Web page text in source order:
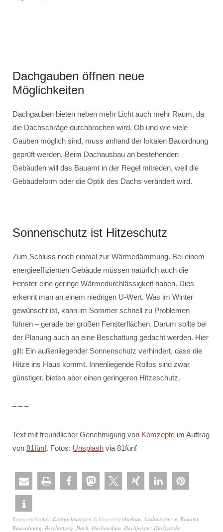
Dachgauben öffnen neue
Möglichkeiten
Dachgauben bieten neben mehr Licht auch mehr Raum, da
die Dachschräge durchbrochen wird. Ob und wie viele
Gauben möglich sind, muss anhand der lokalen Bauordnung
geprüft werden. Beim Dachausbau an bestehenden
Gebäuden will das Bauamt in der Regel mitreden, weil die
Gebäudeform oder die Optik des Dachs verändert wird.
Sonnenschutz ist Hitzeschutz
Zum Schluss noch einmal zur Wärmedämmung. Bei einem
energieeffizienten Gebäude müssen natürlich auch die
Fenster eine geringe Wärmedurchlässigkeit haben. Dies
erkennt man an einem niedrigen U-Wert. Was im Winter
gewünscht ist, kann im Sommer schnell zu Problemen
führen – gerade bei großen Fensterflächen. Darum sollte bei
der Planung auch an eine Beschattung gedacht werden. Hier
gilt: Ein außenliegender Sonnenschutz verhindert, dass die
Hitze ins Haus kommt. Innenliegende Rollos sind zwar
günstiger, bieten aber einen geringeren Hitzeschutz.
– – –
Text mit freundlicher Genehmigung von Komzepte im Auftrag
von 81fünf. Fotos: Unsplash via 81fünf
KategorieArchiv, Energielösungen SchlagwörterAusbau, Ausbaureserve, Bauamt,
Bauordnung, Beschattung, Dach, Dachausbau, Dachfenster, Dachgaube,